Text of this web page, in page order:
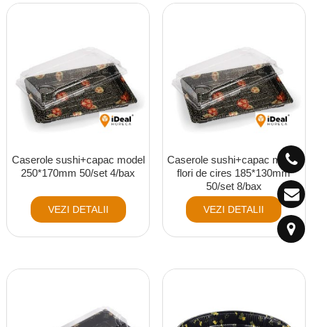
Caserole sushi+capac model
250*170mm 50/set 4/bax
VEZI DETALII
Caserole sushi+capac model
flori de cires 185*130mm
50/set 8/bax
VEZI DETALII